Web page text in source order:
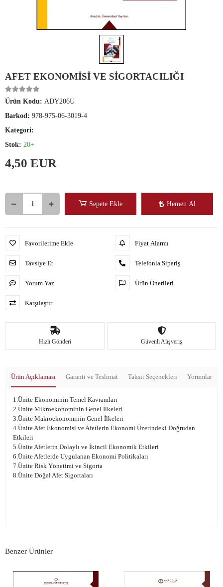
AFET EKONOMİSİ VE SİGORTACILIĞI
Ürün Kodu: ADY206U
Barkod: 978-975-06-3019-4
Kategori:
Stok: 20+
4,50 EUR
Sepete Ekle Hemen Al
Favorilerime Ekle
Tavsiye Et
Yorum Yaz
Karşılaştır
Fiyat Alarmı
Telefonla Sipariş
Ürün Önerileri
Hızlı Gönderi Güvenli Alışveriş
Ürün Açıklaması Garanti ve Teslimat Taksit Seçenekleri Yorumlar
1.Ünite Ekonominin Temel Kavramları
2.Ünite Mikroekonominin Genel İlkeleri
3.Ünite Makroekonominin Genel İlkeleri
4.Ünite Afet Ekonomisi ve Afetlerin Ekonomi Üzerindeki Doğrudan
Etkileri
5.Ünite Afetlerin Dolaylı ve İkincil Ekonomik Etkileri
6.Ünite Afetlerde Uygulanan Ekonomi Politikaları
7.Ünite Risk Yönetimi ve Sigorta
8.Ünite Doğal Afet Sigortaları
Benzer Ürünler